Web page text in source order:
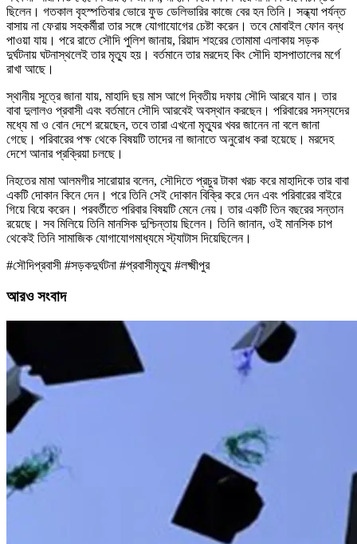
ছিলেন। গতকাল বৃহস্পতিবার ভোরে ফুড ডেলিভারির কাজে বের হন তিনি। সন্ধ্যা পর্যন্ত
বাসায় না ফেরায় সহকর্মীরা তার সঙ্গে যোগাযোগের চেষ্টা করেন। তবে মোবাইল ফোন বন্ধ
পাওয়া যায়। পরে রাতে সৌদি পুলিশ জানায়, রিয়াদ শহরের তোমামা এলাকায় সড়ক
দুর্ঘটনায় ঘটনাস্থলেই তার মৃত্যু হয়। বর্তমানে তার মরদেহ কিং সৌদি হাসপাতালের মর্গে
রাখা আছে।
স্থানীয় সূত্রে জানা যায়, মাহাদি ছয় মাস আগে দ্বিতীয় দফায় সৌদি আরবে যান। তার
বাবা দুলালও প্রবাসী এবং বর্তমানে সৌদি আরবেই অবস্থান করছেন। পরিবারের সদস্যদের
মধ্যে মা ও বোন দেশে রয়েছেন, তবে তারা এখনো মৃত্যুর খবর জানেন না বলে জানা
গেছে। পরিবারের পক্ষ থেকে বিষয়টি তাদের না জানাতে অনুরোধ করা হয়েছে। মরদেহ
দেশে আনার প্রক্রিয়া চলছে।
নিহতের মামা আলমগীর সারোয়ার বলেন, সৌদিতে প্রচুর টাকা খরচ করে মাহাদিকে তার বাবা
একটি দোকান কিনে দেন। পরে তিনি সেই দোকান বিক্রি করে দেন এবং পরিবারের বাইরে
গিয়ে বিয়ে করেন। পরবর্তীতে পরিবার বিষয়টি মেনে নেয়। তার একটি তিন বছরের সন্তান
রয়েছে। সব মিলিয়ে তিনি মানসিক দুশ্চিন্তায় ছিলেন। তিনি জানান, ওই মানসিক চাপ
থেকেই তিনি সামাজিক যোগাযোগমাধ্যমে স্ট্যাটাস দিয়েছিলেন।
#সৌদিপ্রবাসী #সড়কদুর্ঘটনা #প্রবাসীমৃত্যু #লক্ষ্মীপুর
আরও সংবাদ